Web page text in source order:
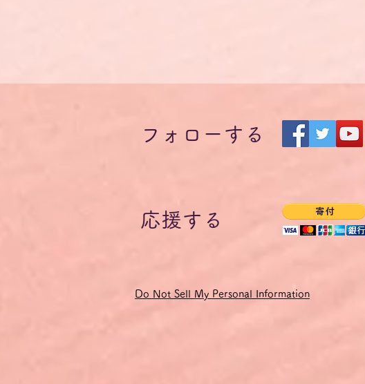
加し、自分の見解の論拠を述べ、反論できる。
がら現在の問題についての視点を説明できる。
れます。
たい内容のドイツ語単語や表現がどうしても分からず、簡単な言いかえもで
その場合、他の参加者または教師が相当するドイツ語単語や表現を提案しま
直すようにします。
発音・イントネーションの改善点や文法の間違いは目立ったところだけ指摘
語彙やフレーズ・チャンクは、会の終了後に参加者全員にPDFファイルとし
の付加価値税19％が含まれています。
決済の受付がシステムの制約上、ユーロでしかできないため、価格をユーロ
ットカード会社がお客様の口座から引き落としする時点での円・ユーロ為替
めご了承ください。
す。
語オンラインサロン「Steckenpferd」に入会されると会員割引があってお得
フォローする
応援する
Do Not Sell My Personal Information